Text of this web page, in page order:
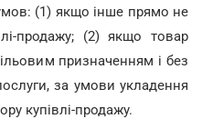
(1) якщо інше прямо не
продажу; (2) якщо товар
призначенням і без
за умови укладення
купівлі-продажу.